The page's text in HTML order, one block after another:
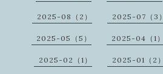
2025-08（2） 2025-07（3）
2025-05（5） 2025-04（1）
2025-02（1） 2025-01（2）